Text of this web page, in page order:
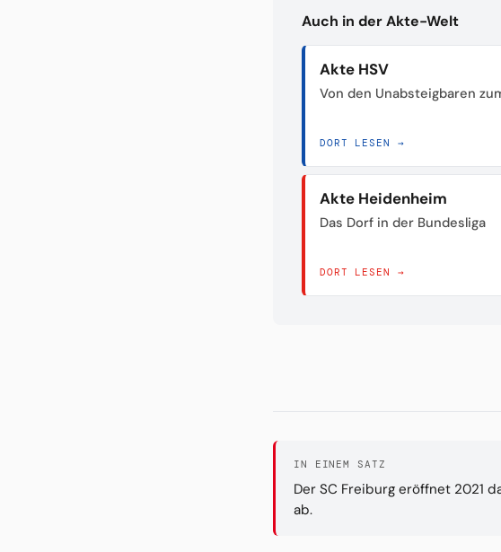
Auch in der Akte-Welt
Akte HSV
Von den Unabsteigbaren
DORT LESEN →
Akte Heidenheim
Das Dorf in der Bundesliga
DORT LESEN →
IN EINEM SATZ
Der SC Freiburg eröffnet 2021
ab.